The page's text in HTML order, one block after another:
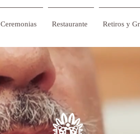
Ceremonias Restaurante Retiros y